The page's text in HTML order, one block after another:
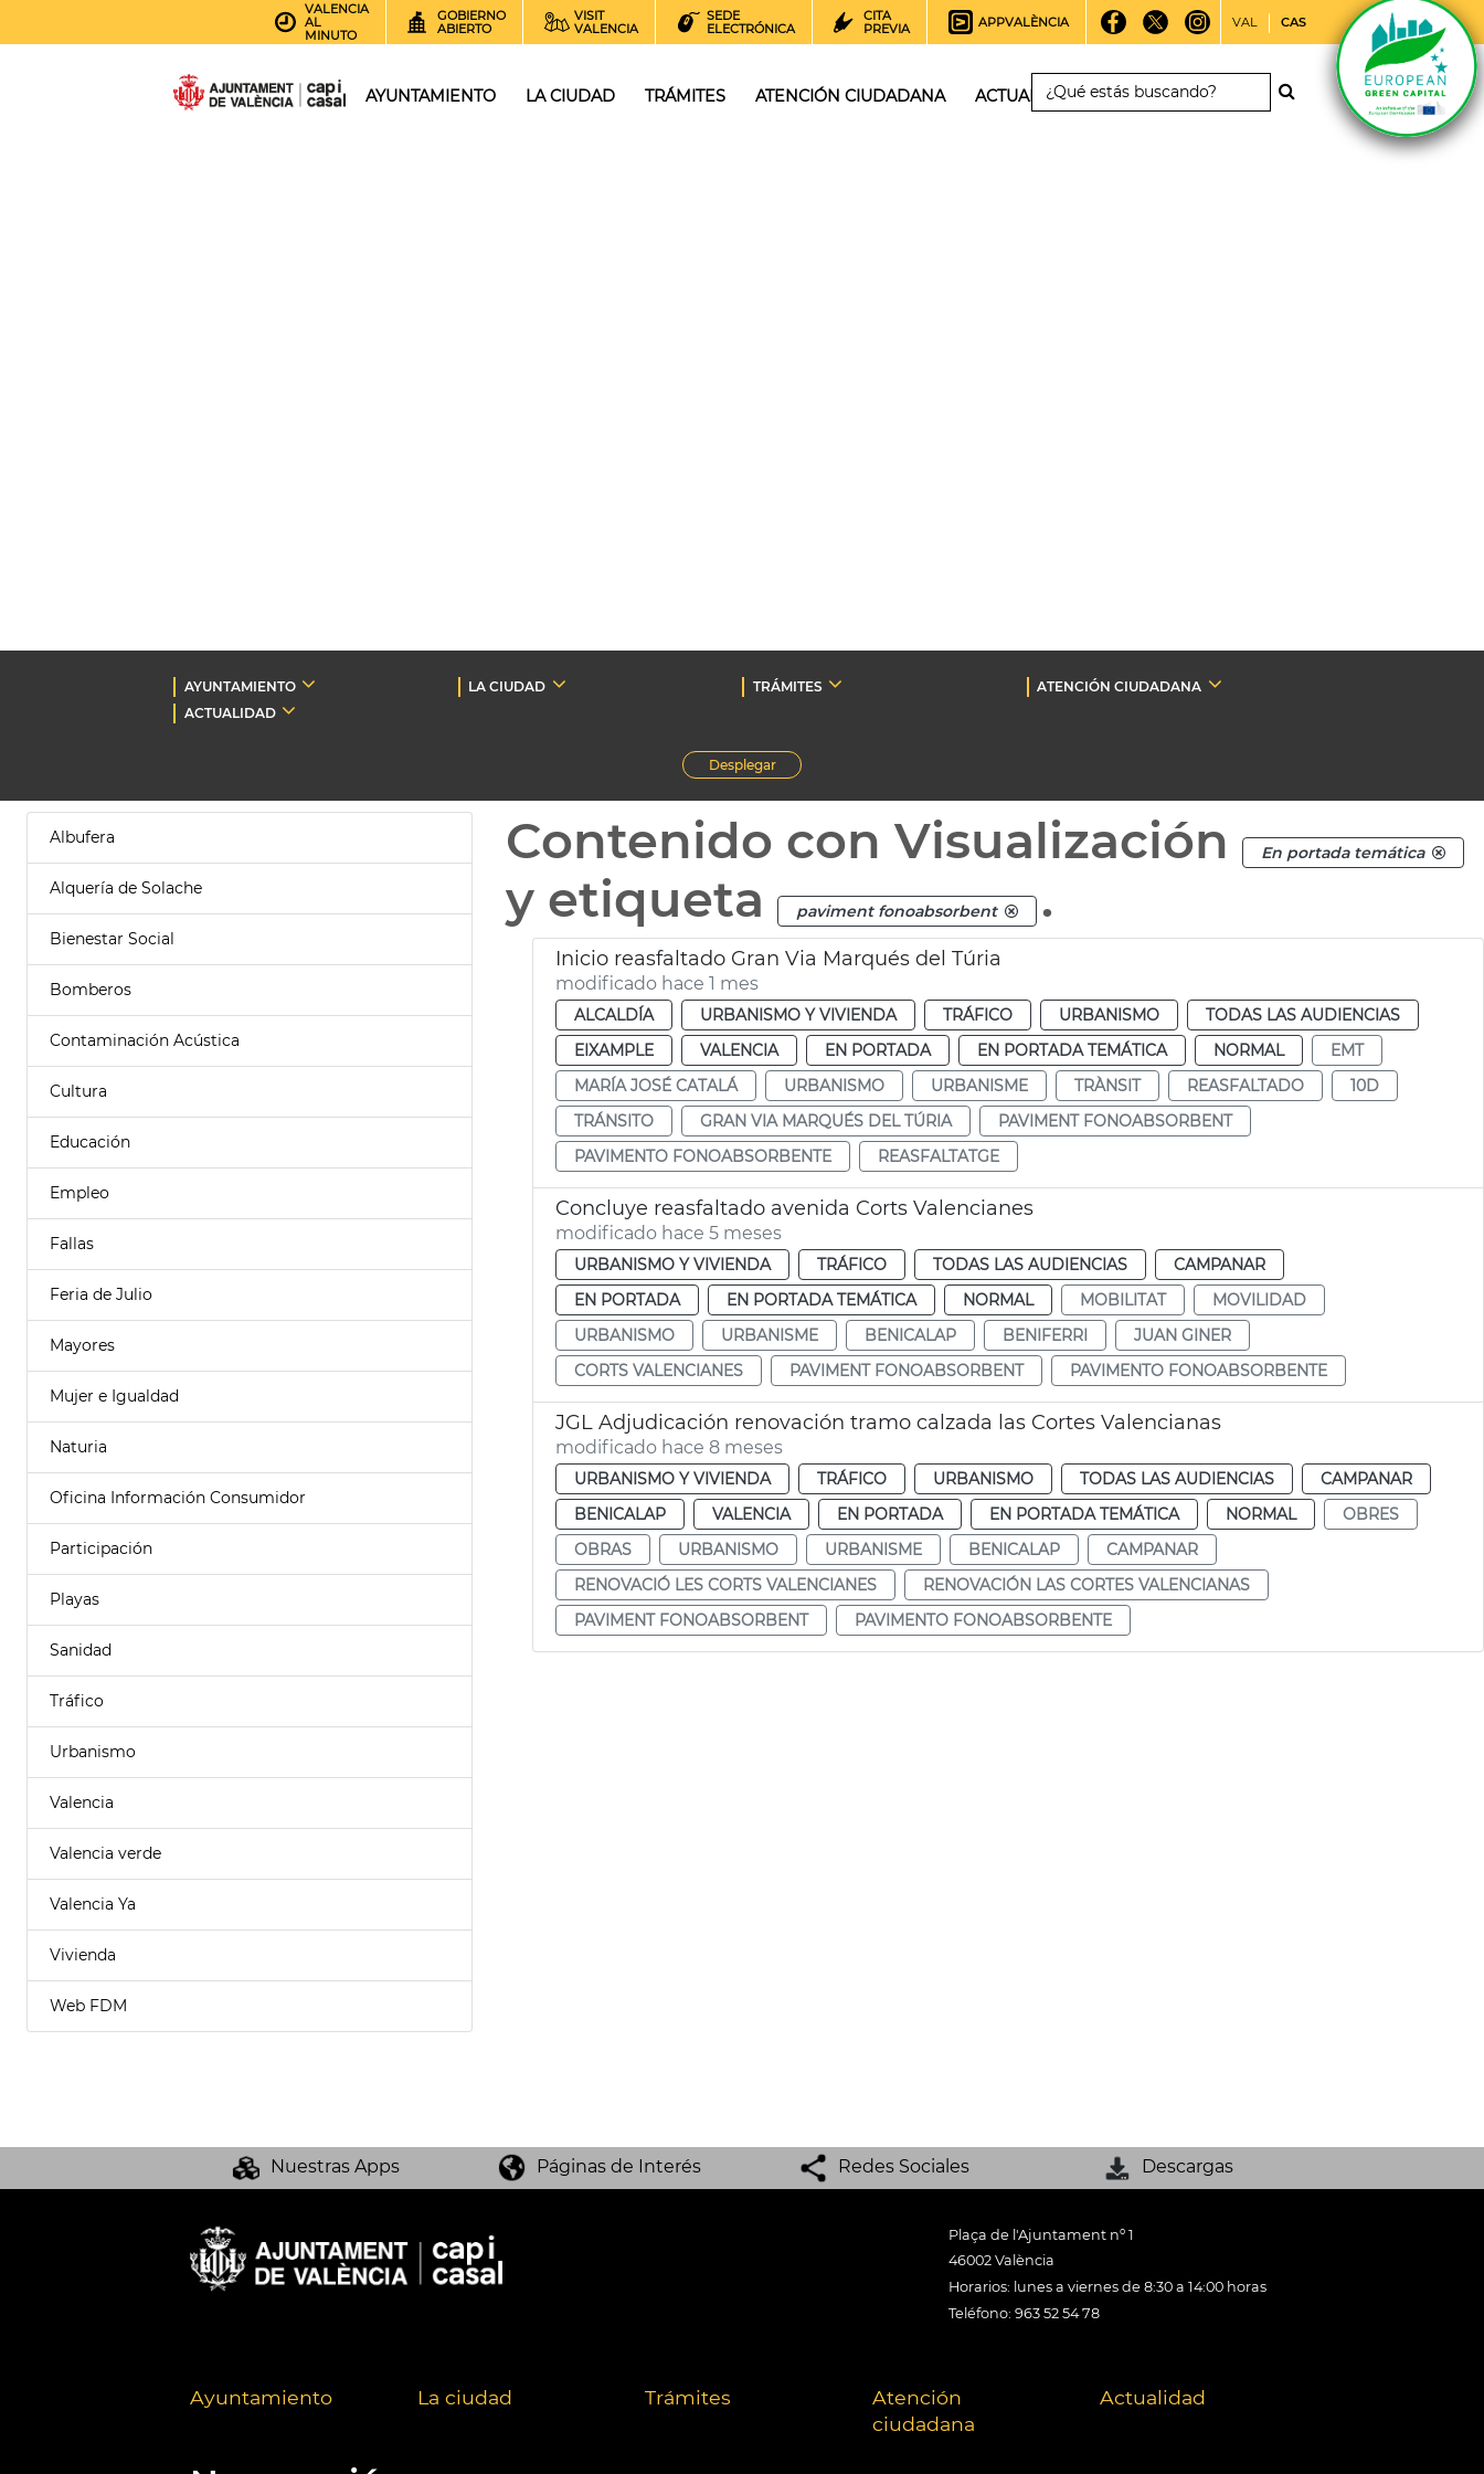
VALENCIA
AL
MINUTO
GOBIERNO
ABIERTO
VISIT
VALENCIA
SEDE
ELECTRÓNICA
CITA
PREVIA
APPVALÈNCIA VAL CAS
AYUNTAMIENTO LA CIUDAD TRÁMITES ATENCIÓN CIUDADANA ACTUALIDAD
AYUNTAMIENTO LA CIUDAD TRÁMITES
ATENCIÓN CIUDADANA
ACTUALIDAD
Desplegar
Albufera
Alquería de Solache
Bienestar Social
Bomberos
Contaminación Acústica
Cultura
Educación
Empleo
Fallas
Feria de Julio
Mayores
Mujer e Igualdad
Naturia
Oficina Información Consumidor
Participación
Playas
Sanidad
Tráfico
Urbanismo
Valencia
Valencia verde
Valencia Ya
Vivienda
Web FDM
Contenido con Visualización En portada temática
y etiqueta paviment fonoabsorbent .
Inicio reasfaltado Gran Via Marqués del Túria
modificado hace 1 mes
ALCALDÍA URBANISMO Y VIVIENDA TRÁFICO URBANISMO
TODAS LAS AUDIENCIAS
EIXAMPLE
VALENCIA EN PORTADA EN PORTADA TEMÁTICA NORMAL
EMT
MARÍA JOSÉ CATALÁ
URBANISMO URBANISME TRÀNSIT REASFALTADO
10D
TRÁNSITO
GRAN VIA MARQUÉS DEL TÚRIA
PAVIMENT FONOABSORBENT
PAVIMENTO FONOABSORBENTE
REASFALTATGE
Concluye reasfaltado avenida Corts Valencianes
modificado hace 5 meses
URBANISMO Y VIVIENDA TRÁFICO TODAS LAS AUDIENCIAS
CAMPANAR
EN PORTADA
EN PORTADA TEMÁTICA NORMAL MOBILITAT
MOVILIDAD
URBANISMO
URBANISME BENICALAP BENIFERRI
JUAN GINER
CORTS VALENCIANES
PAVIMENT FONOABSORBENT PAVIMENTO FONOABSORBENTE
JGL Adjudicación renovación tramo calzada las Cortes Valencianas
modificado hace 8 meses
URBANISMO Y VIVIENDA TRÁFICO URBANISMO TODAS LAS AUDIENCIAS
CAMPANAR
BENICALAP
VALENCIA EN PORTADA EN PORTADA TEMÁTICA NORMAL
OBRES
OBRAS
URBANISMO URBANISME BENICALAP
CAMPANAR
RENOVACIÓ LES CORTS VALENCIANES
RENOVACIÓN LAS CORTES VALENCIANAS
PAVIMENT FONOABSORBENT
PAVIMENTO FONOABSORBENTE
Nuestras Apps Páginas de Interés Redes Sociales Descargas
Plaça de l'Ajuntament nº 1
46002 València
Horarios: lunes a viernes de 8:30 a 14:00 horas
Teléfono: 963 52 54 78
Ayuntamiento La ciudad Trámites
Atención
ciudadana
Actualidad